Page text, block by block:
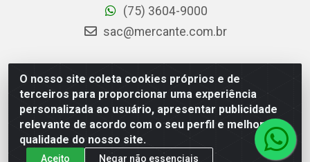
O nosso site coleta cookies próprios e de
terceiros para proporcionar uma experiência
personalizada ao usuário, apresentar publicidade
relevante de acordo com o seu perfil e melhorar a
qualidade do nosso site.
Aceito Negar não essenciais
(75) 3604-9000
sac@mercante.com.br
Mercante Distribuidora - Rua Mercante, 699 - Aviário,
Feira de Santana/BA - CEP 44.096-218 - CNPJ
96.755.848/0001-08